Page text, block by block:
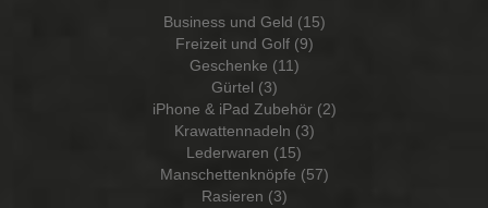
Business und Geld (15)
Freizeit und Golf (9)
Geschenke (11)
Gürtel (3)
iPhone & iPad Zubehör (2)
Krawattennadeln (3)
Lederwaren (15)
Manschettenknöpfe (57)
Rasieren (3)